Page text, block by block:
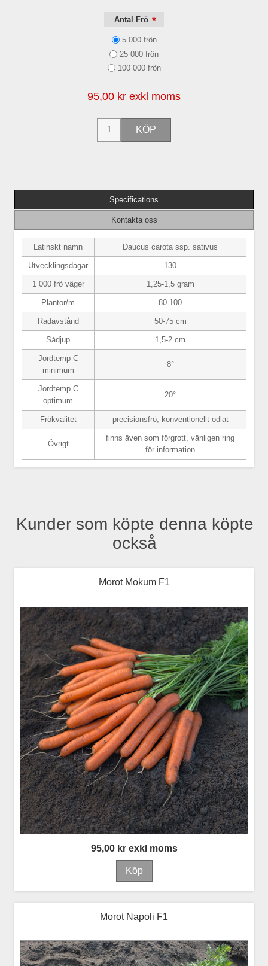
Antal Frö *
5 000 frön
25 000 frön
100 000 frön
95,00 kr exkl moms
Specifications
Kontakta oss
Latinskt namn Daucus carota ssp. sativus
Utvecklingsdagar 130
1 000 frö väger 1,25-1,5 gram
Plantor/m 80-100
Radavstånd 50-75 cm
Sådjup 1,5-2 cm
Jordtemp C
minimum
8°
Jordtemp C
optimum
20°
Frökvalitet precisionsfrö, konventionellt odlat
Övrigt
finns även som förgrott, vänligen ring
för information
Kunder som köpte denna köpte
också
Morot Mokum F1
95,00 kr exkl moms
Morot Napoli F1